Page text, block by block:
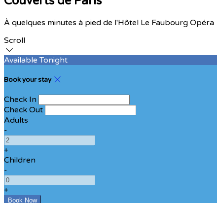
À quelques minutes à pied de l'Hôtel Le Faubourg Opéra
Scroll
Available Tonight
Book your stay
Check In
Check Out
Adults
-
+
Children
-
+